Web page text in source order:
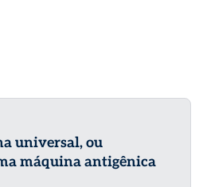
universal, ou
máquina antigênica